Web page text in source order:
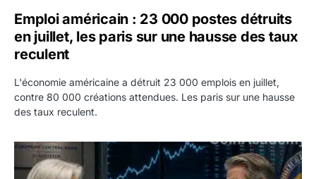
Emploi américain : 23 000 postes détruits
en juillet, les paris sur une hausse des taux
reculent
L'économie américaine a détruit 23 000 emplois en juillet,
contre 80 000 créations attendues. Les paris sur une hausse
des taux reculent.
Yen : Washington a vendu des euros sans prévenir la